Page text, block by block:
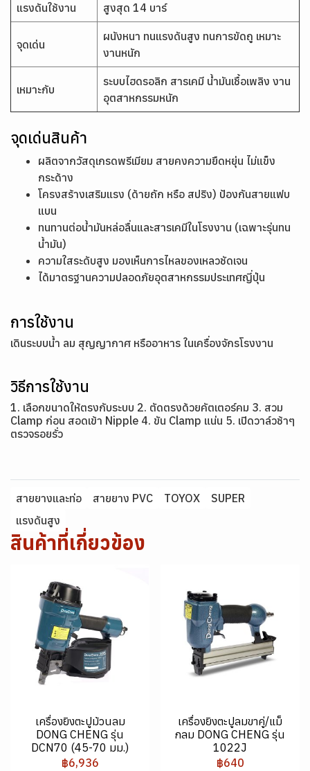
แรงดันใช้งาน สูงสุด 14 บาร์
จุดเด่น
ผนังหนา ทนแรงดันสูง ทนการขัดถู เหมาะ
งานหนัก
เหมาะกับ
ระบบไฮดรอลิก สารเคมี น้ำมันเชื้อเพลิง งาน
อุตสาหกรรมหนัก
จุดเด่นสินค้า
ผลิตจากวัสดุเกรดพรีเมียม สายคงความยืดหยุ่น ไม่แข็ง
กระด้าง
โครงสร้างเสริมแรง (ด้ายถัก หรือ สปริง) ป้องกันสายแฟบ
แบน
ทนทานต่อน้ำมันหล่อลื่นและสารเคมีในโรงงาน (เฉพาะรุ่นทน
น้ำมัน)
ความใสระดับสูง มองเห็นการไหลของเหลวชัดเจน
ได้มาตรฐานความปลอดภัยอุตสาหกรรมประเทศญี่ปุ่น
การใช้งาน
เดินระบบน้ำ ลม สุญญากาศ หรืออาหาร ในเครื่องจักรโรงงาน
วิธีการใช้งาน
1. เลือกขนาดให้ตรงกับระบบ 2. ตัดตรงด้วยคัตเตอร์คม 3. สวม
Clamp ก่อน สอดเข้า Nipple 4. ขัน Clamp แน่น 5. เปิดวาล์วช้าๆ
ตรวจรอยรั่ว
สายยางและท่อ สายยาง PVC TOYOX
SUPER
แรงดันสูง
สินค้าที่เกี่ยวข้อง
เครื่องยิงตะปูม้วนลม
DONG CHENG รุ่น
DCN70 (45-70 มม.)
฿6,936
เครื่องยิงตะปูลมขาคู่/แม็
กลม DONG CHENG รุ่น
1022J
฿640